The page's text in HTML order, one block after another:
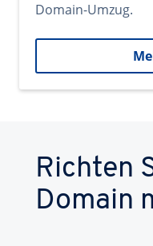
Domain-Umzug.
Richten
Domain